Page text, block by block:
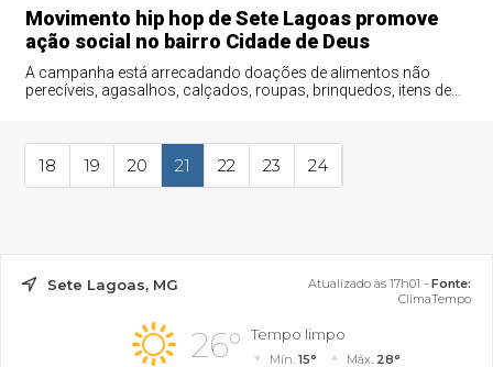
Movimento hip hop de Sete Lagoas promove
ação social no bairro Cidade de Deus
A campanha está arrecadando doações de alimentos não
perecíveis, agasalhos, calçados, roupas, brinquedos, itens de
18 19 20 21 22 23 24
Sete Lagoas, MG Atualizado às 17h01 - Fonte:
ClimaTempo
26° Tempo limpo
Mín.15° Máx. 28°